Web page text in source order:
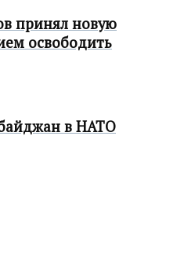
принял новую
освободить
в НАТО